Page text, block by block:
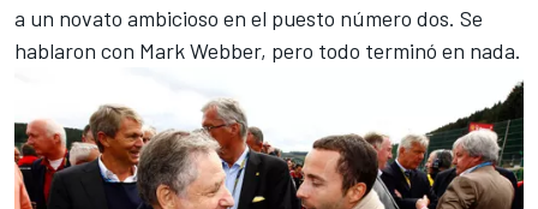
a un novato ambicioso en el puesto número dos. Se
hablaron con Mark Webber, pero todo terminó en nada.